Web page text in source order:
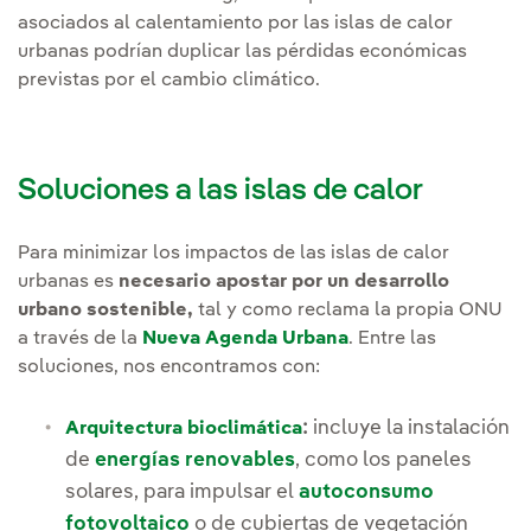
asociados al calentamiento por las islas de calor
urbanas podrían duplicar las pérdidas económicas
previstas por el cambio climático.
Soluciones a las islas de calor
Para minimizar los impactos de las islas de calor
urbanas es necesario apostar por un desarrollo
urbano sostenible, tal y como reclama la propia ONU
a través de la Nueva Agenda Urbana. Entre las
soluciones, nos encontramos con:
Arquitectura bioclimática: incluye la instalación
de energías renovables, como los paneles
solares, para impulsar el autoconsumo
fotovoltaico o de cubiertas de vegetación